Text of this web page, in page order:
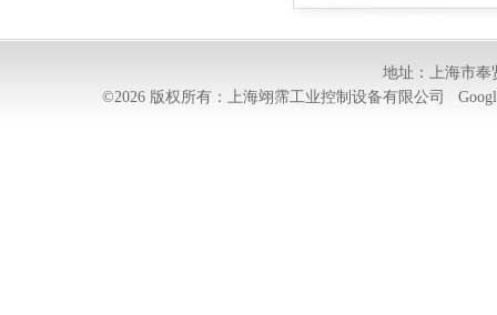
地址：上海市奉
©2026 版权所有：上海翊霈工业控制设备有限公司